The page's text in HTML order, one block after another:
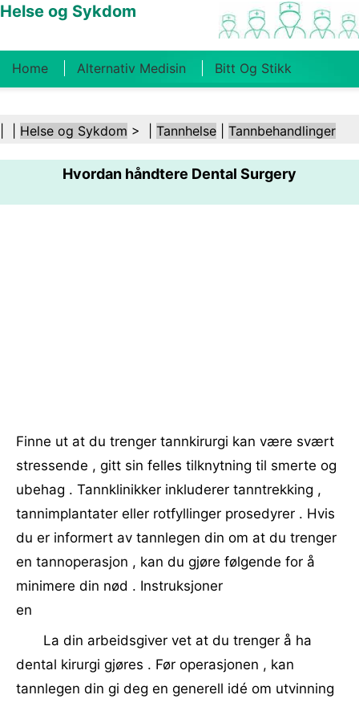
Helse og Sykdom
Home Alternativ Medisin Bitt Og Stikk
Kosthold Og Ernæring Familiehelse
Helsebransjen Psykisk Helse Folkehelse Og
Sikkerhet Kirurgi Og Prosedyrer Helse
Helse og Sykdom > | Tannhelse Tannbehandlinger
Hvordan håndtere Dental Surgery
Finne ut at du trenger tannkirurgi kan være svært
stressende , gitt sin felles tilknytning til smerte og
ubehag . Tannklinikker inkluderer tanntrekking ,
tannimplantater eller rotfyllinger prosedyrer . Hvis
du er informert av tannlegen din om at du trenger
en tannoperasjon , kan du gjøre følgende for å
minimere din nød . Instruksjoner
en
La din arbeidsgiver vet at du trenger å ha
dental kirurgi gjøres . Før operasjonen , kan
tannlegen din gi deg en generell idé om utvinning